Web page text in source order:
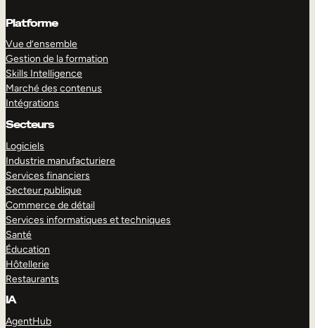
Platforme
Vue d’ensemble
Gestion de la formation
Skills Intelligence
Marché des contenus
Intégrations
Secteurs
Logiciels
Industrie manufacturiere
Services financiers
Secteur publique
Commerce de détail
Services informatiques et techniques
Santé
Éducation
Hôtellerie
Restaurants
IA
AgentHub